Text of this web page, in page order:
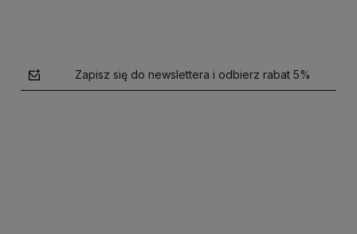
Zapisz się do newslettera i odbierz rabat 5%